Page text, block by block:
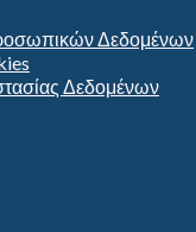
Δεδομένων
Δεδομένων